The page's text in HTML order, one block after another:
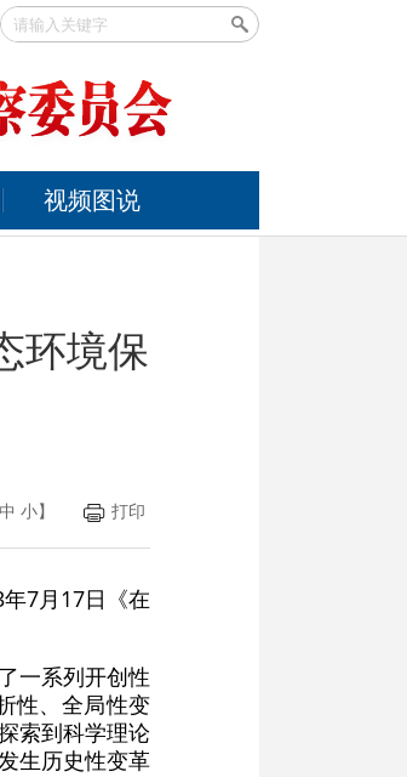
视频图说
环境保
中 小】 打印
7月17日《在
一系列开创性
性、全局性变
索到科学理论
生历史性变革